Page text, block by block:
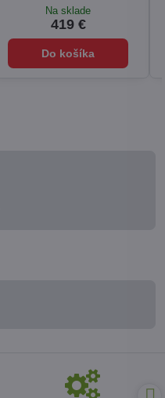
Na sklade
419 €
Do košíka